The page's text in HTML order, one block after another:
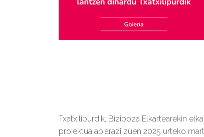
Txatxilipurdik, Bizipoza Elkartearekin
proiektua abiarazi zuen 2025 urteko